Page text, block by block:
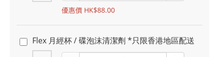
優惠價 HK$88.00
Flex 月經杯 / 碟泡沫清潔劑 *只限香港地區配送